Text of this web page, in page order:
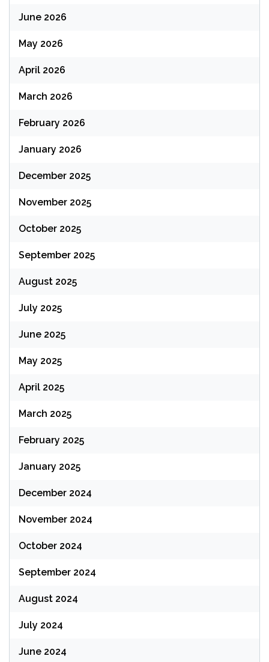
June 2026
May 2026
April 2026
March 2026
February 2026
January 2026
December 2025
November 2025
October 2025
September 2025
August 2025
July 2025
June 2025
May 2025
April 2025
March 2025
February 2025
January 2025
December 2024
November 2024
October 2024
September 2024
August 2024
July 2024
June 2024